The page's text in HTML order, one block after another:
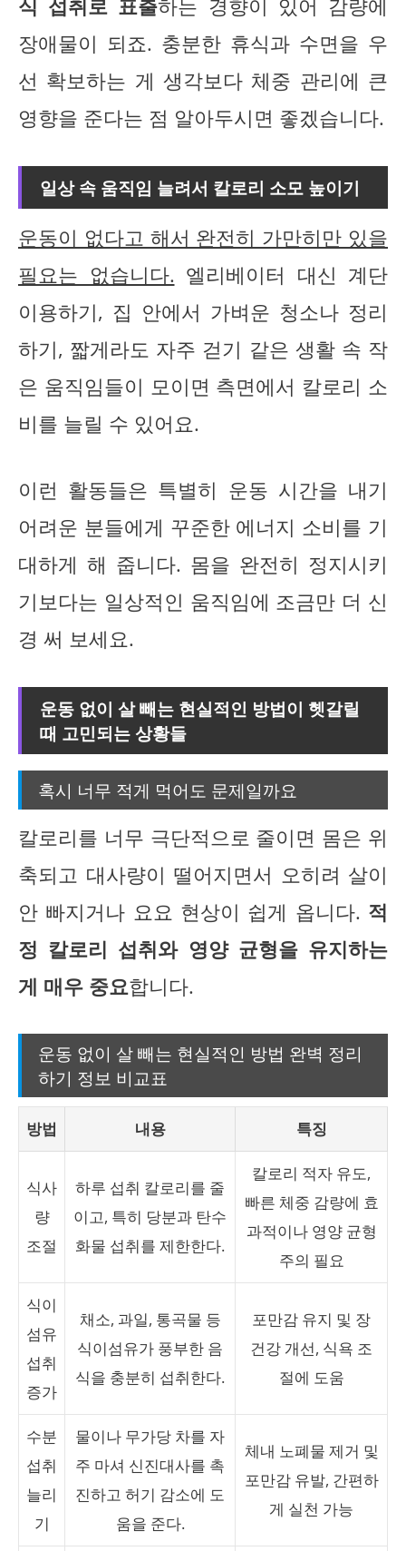
식 섭취로 표출하는 경향이 있어 감량에
장애물이 되죠. 충분한 휴식과 수면을 우
선 확보하는 게 생각보다 체중 관리에 큰
영향을 준다는 점 알아두시면 좋겠습니다.
일상 속 움직임 늘려서 칼로리 소모 높이기
운동이 없다고 해서 완전히 가만히만 있을
필요는 없습니다. 엘리베이터 대신 계단
이용하기, 집 안에서 가벼운 청소나 정리
하기, 짧게라도 자주 걷기 같은 생활 속 작
은 움직임들이 모이면 측면에서 칼로리 소
비를 늘릴 수 있어요.
이런 활동들은 특별히 운동 시간을 내기
어려운 분들에게 꾸준한 에너지 소비를 기
대하게 해 줍니다. 몸을 완전히 정지시키
기보다는 일상적인 움직임에 조금만 더 신
경 써 보세요.
운동 없이 살 빼는 현실적인 방법이 헷갈릴
때 고민되는 상황들
혹시 너무 적게 먹어도 문제일까요
칼로리를 너무 극단적으로 줄이면 몸은 위
축되고 대사량이 떨어지면서 오히려 살이
안 빠지거나 요요 현상이 쉽게 옵니다. 적
정 칼로리 섭취와 영양 균형을 유지하는
게 매우 중요합니다.
운동 없이 살 빼는 현실적인 방법 완벽 정리
하기 정보 비교표
방법 내용 특징
식사
량
조절
하루 섭취 칼로리를 줄
이고, 특히 당분과 탄수
화물 섭취를 제한한다.
칼로리 적자 유도,
빠른 체중 감량에 효
과적이나 영양 균형
주의 필요
식이
섬유
섭취
증가
채소, 과일, 통곡물 등
식이섬유가 풍부한 음
식을 충분히 섭취한다.
포만감 유지 및 장
건강 개선, 식욕 조
절에 도움
수분
섭취
늘리
기
물이나 무가당 차를 자
주 마셔 신진대사를 촉
진하고 허기 감소에 도
움을 준다.
체내 노폐물 제거 및
포만감 유발, 간편하
게 실천 가능